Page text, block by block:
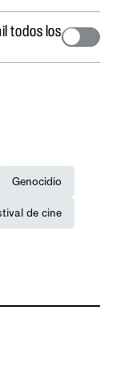
todos los
Genocidio
de cine